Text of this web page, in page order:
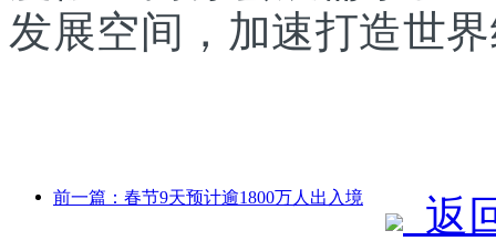
发展空间，加速打造世
前一篇：春节9天预计逾1800万人出入境
返